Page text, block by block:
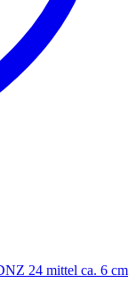
24 mittel ca. 6 cm